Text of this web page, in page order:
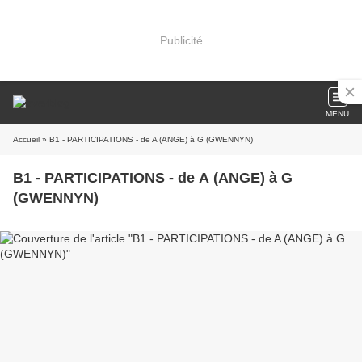
Publicité
MENU
Accueil » B1 - PARTICIPATIONS - de A (ANGE) à G (GWENNYN)
B1 - PARTICIPATIONS - de A (ANGE) à G
(GWENNYN)